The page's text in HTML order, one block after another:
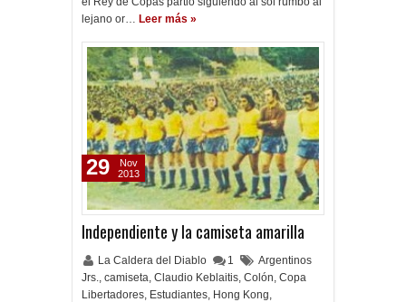
lejano or… Leer más »
Independiente y la camiseta amarilla
La Caldera del Diablo 1
Argentinos
Jrs., camiseta, Claudio Keblaitis, Colón, Copa
Libertadores, Estudiantes, Hong Kong,
29
Nov
2013